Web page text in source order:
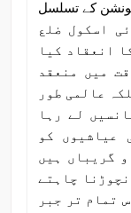
کے تسلسل
ہائی اسکول ضلع
انعقاد کیا
میں منعقد
عالمی طور
لے رہا
عیاشیوں کو
گریباں ہیں
چاہتے
تمام تر جبر